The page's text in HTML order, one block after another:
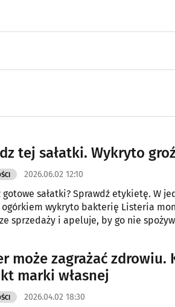
tej sałatki. Wykryto
2026.06.02 12:10
gotowe sałatki? Sprawdź etykietę. W
wykryto bakterię Listeria
sprzedaży i apeluje, by go nie
może zagrażać
marki własnej
2026.04.02 18:30